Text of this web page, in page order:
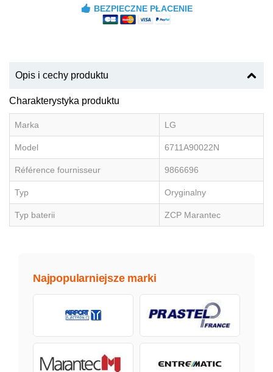
BEZPIECZNE PŁACENIE
Opis i cechy produktu
Charakterystyka produktu
Marka LG
Model 6711A90022N
Référence fournisseur 9866696
Typ Oryginalny
Typ baterii ZCP Marantec
Najpopularniejsze marki